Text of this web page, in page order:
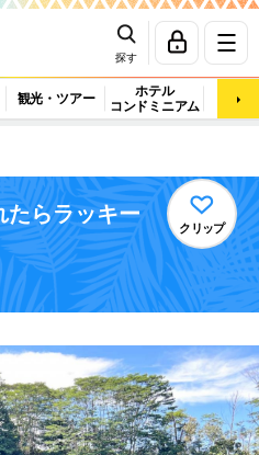
探す
観光・ツアー
ホテル
コンドミニアム
マッ
たらラッキー
クリップ